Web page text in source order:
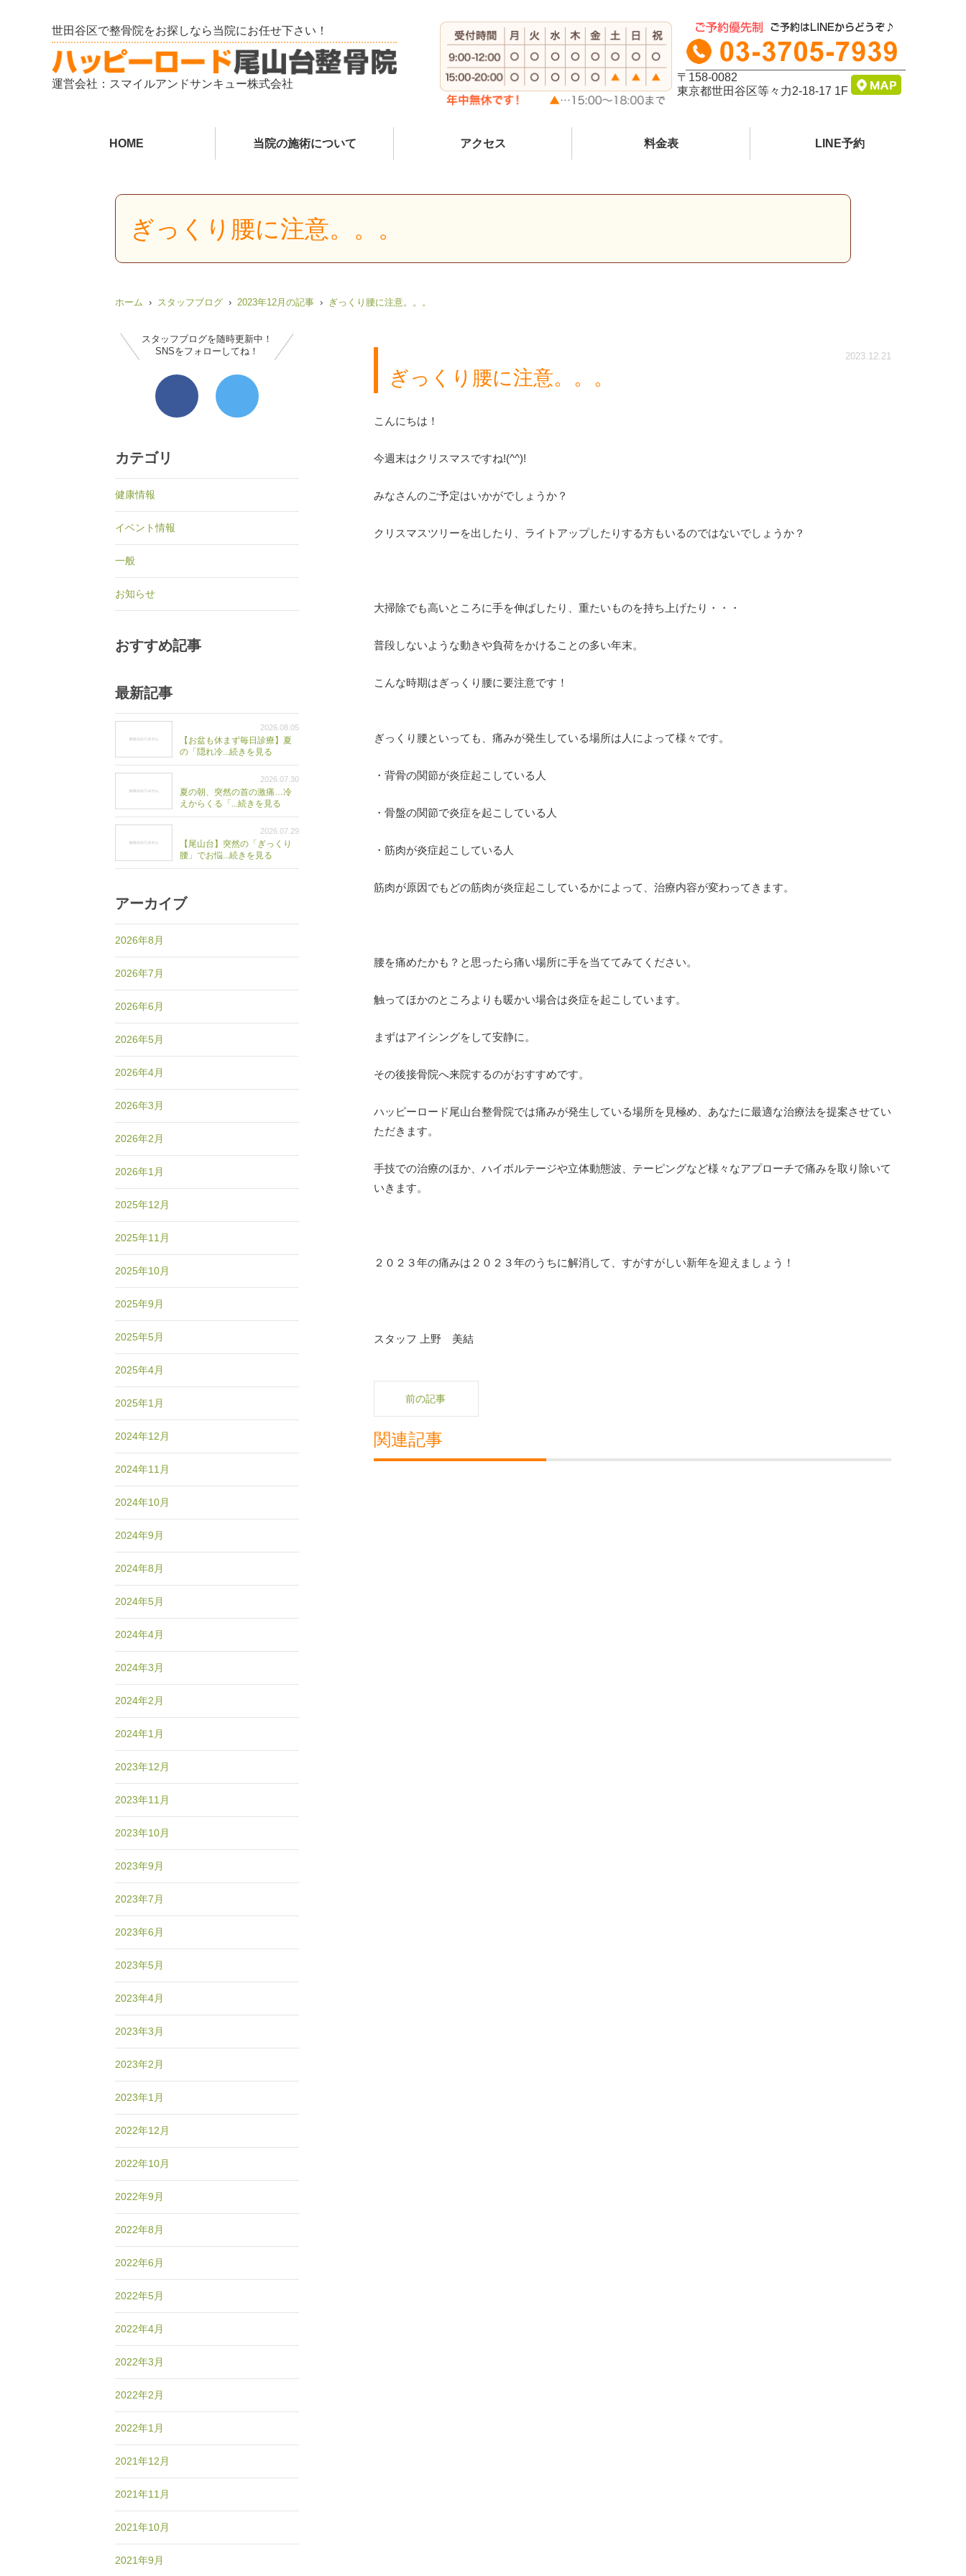
世田谷区で整骨院をお探しなら当院にお任せ下さい！
運営会社：スマイルアンドサンキュー株式会社
〒158-0082
東京都世田谷区等々力2-18-17 1F
HOME 当院の施術について アクセス 料金表 LINE予約
ぎっくり腰に注意。。。
ホーム スタッフブログ 2023年12月の記事 ぎっくり腰に注意。。。
2023.12.21
ぎっくり腰に注意。。。
こんにちは！
今週末はクリスマスですね!(^^)!
みなさんのご予定はいかがでしょうか？
クリスマスツリーを出したり、ライトアップしたりする方もいるのではないでしょうか？
大掃除でも高いところに手を伸ばしたり、重たいものを持ち上げたり・・・
普段しないような動きや負荷をかけることの多い年末。
こんな時期はぎっくり腰に要注意です！
ぎっくり腰といっても、痛みが発生している場所は人によって様々です。
・背骨の関節が炎症起こしている人
・骨盤の関節で炎症を起こしている人
・筋肉が炎症起こしている人
筋肉が原因でもどの筋肉が炎症起こしているかによって、治療内容が変わってきます。
腰を痛めたかも？と思ったら痛い場所に手を当ててみてください。
触ってほかのところよりも暖かい場合は炎症を起こしています。
まずはアイシングをして安静に。
その後接骨院へ来院するのがおすすめです。
ハッピーロード尾山台整骨院では痛みが発生している場所を見極め、あなたに最適な治療法を提案させてい
ただきます。
手技での治療のほか、ハイボルテージや立体動態波、テーピングなど様々なアプローチで痛みを取り除いて
いきます。
２０２３年の痛みは２０２３年のうちに解消して、すがすがしい新年を迎えましょう！
スタッフ 上野 美結
前の記事
関連記事
スタッフブログを随時更新中！
SNSをフォローしてね！
カテゴリ
健康情報
イベント情報
一般
お知らせ
おすすめ記事
最新記事
2026.08.05
【お盆も休まず毎日診療】夏
の「隠れ冷...続きを見る
2026.07.30
夏の朝、突然の首の激痛…冷
えからくる「...続きを見る
2026.07.29
【尾山台】突然の「ぎっくり
腰」でお悩...続きを見る
アーカイブ
2026年8月
2026年7月
2026年6月
2026年5月
2026年4月
2026年3月
2026年2月
2026年1月
2025年12月
2025年11月
2025年10月
2025年9月
2025年5月
2025年4月
2025年1月
2024年12月
2024年11月
2024年10月
2024年9月
2024年8月
2024年5月
2024年4月
2024年3月
2024年2月
2024年1月
2023年12月
2023年11月
2023年10月
2023年9月
2023年7月
2023年6月
2023年5月
2023年4月
2023年3月
2023年2月
2023年1月
2022年12月
2022年10月
2022年9月
2022年8月
2022年6月
2022年5月
2022年4月
2022年3月
2022年2月
2022年1月
2021年12月
2021年11月
2021年10月
2021年9月